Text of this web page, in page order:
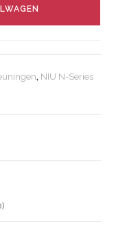
, NIU N-Series